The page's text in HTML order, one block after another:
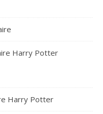
Harry Potter
Harry Potter